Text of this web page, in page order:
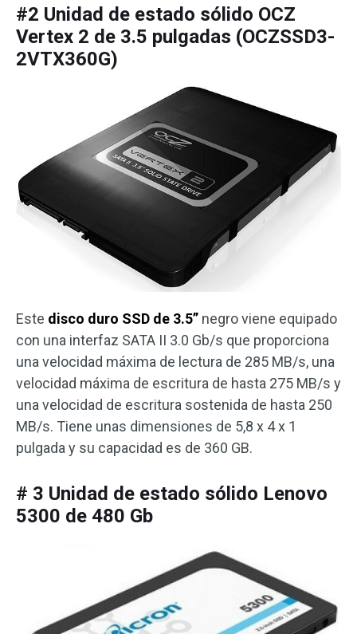
#2 Unidad de estado sólido OCZ
Vertex 2 de 3.5 pulgadas (OCZSSD3-
2VTX360G)
Este disco duro SSD de 3.5” negro viene equipado
con una interfaz SATA II 3.0 Gb/s que proporciona
una velocidad máxima de lectura de 285 MB/s, una
velocidad máxima de escritura de hasta 275 MB/s y
una velocidad de escritura sostenida de hasta 250
MB/s. Tiene unas dimensiones de 5,8 x 4 x 1
pulgada y su capacidad es de 360 GB.
# 3 Unidad de estado sólido Lenovo
5300 de 480 Gb